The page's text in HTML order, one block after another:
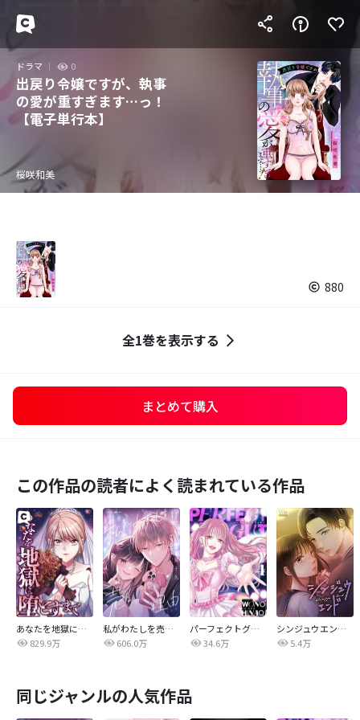
ドラマ 0
出戻り令嬢ですが、執事
の愛が重すぎます…っ！
【電子単行本】
桜咲和美
880
全1巻を表示する
まとめて購入
この作品の読者によく読まれている作品
あなたを地獄に堕とすまで
829.9万
私がわたしを売る理由
606.0万
パーフェクトグリッター
34.6万
シンジュウエンド【タテヨミ】
5.4万
同じジャンルの人気作品